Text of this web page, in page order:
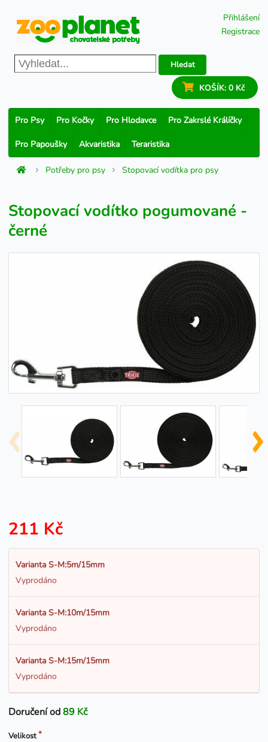
Přihlášení
Registrace
Hledat
KOŠÍK: 0 Kč
Pro Psy Pro Kočky Pro Hlodavce Pro Zakrslé Králíčky
Pro Papoušky Akvaristika Teraristika
Potřeby pro psy Stopovací vodítka pro psy
Stopovací vodítko pogumované -
černé
211 Kč
Varianta S-M:5m/15mm
Vyprodáno
Varianta S-M:10m/15mm
Vyprodáno
Varianta S-M:15m/15mm
Vyprodáno
Doručení od89 Kč
Velikost